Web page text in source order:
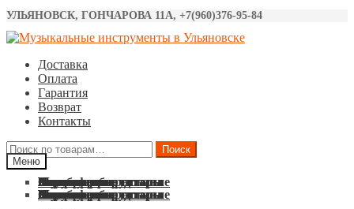
УЛЬЯНОВСК, ГОНЧАРОВА 11А, +7(960)376-95-84
Перейти
навигации
Перейти
содержимому
Доставка
Оплата
Гарантия
Возврат
Контакты
Искать:
Поиск
Меню
Акустические гитары
Классические гитары
Электро гитары
Бас гитары
Укулеле
Синтезаторы
Барабаны
Микрофоны
Звуковое оборудование
Струны
Аксессуары
Акустические гитары
Классические гитары
Электро гитары
Бас гитары
Укулеле
Синтезаторы
Барабаны
Микрофоны
Звуковое оборудование
Струны
Аксессуары